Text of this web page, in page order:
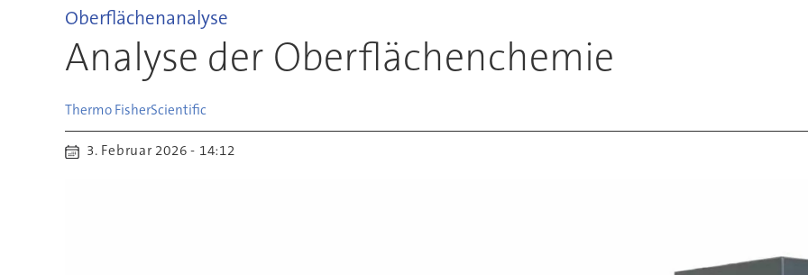
Oberflächenanalyse
Analyse der Oberflächenchemie
Thermo FisherScientific
3. Februar 2026 - 14:12